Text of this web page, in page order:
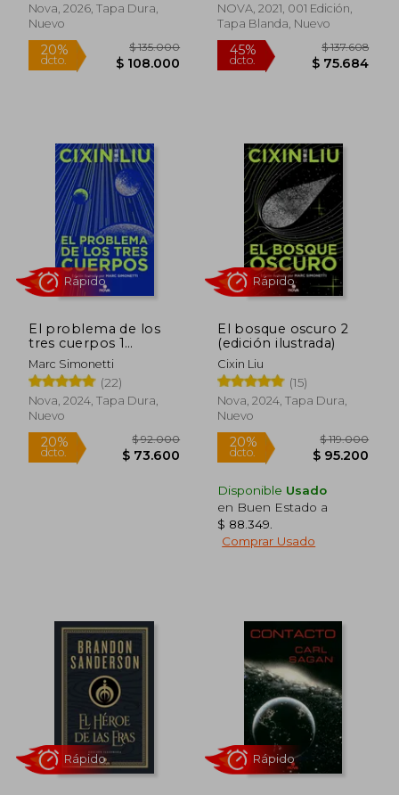
Nova, 2026, Tapa Dura,
Nuevo
20%
dcto.
$ 135.000
$ 108.000
Rápido
NOVA, 2021, 001 Edición,
Tapa Blanda, Nuevo
45%
dcto.
El problema de los
tres cuerpos 1
(edición ilustrada)
Marc Simonetti
(22)
Nova, 2024, Tapa Dura,
Nuevo
20% $ 92.000
Rápido
El bosque oscuro 2
(edición ilustrada)
Cixin Liu
(15)
Nova, 2024, Tapa Dura,
Nuevo
20%
dcto.
Rápido
Disponible Usado
en Buen Estado a
$ 88.349
Comprar Usado